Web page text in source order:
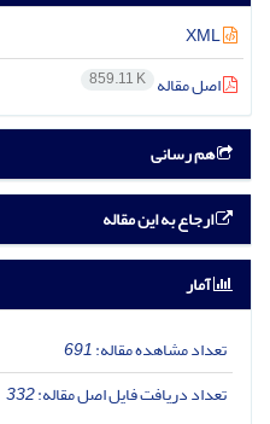
اصل مقاله 859.11 K
هم رسانی
ارجاع به این مقاله
آمار
تعداد مشاهده مقاله:691
تعداد دریافت فایل اصل مقاله:332